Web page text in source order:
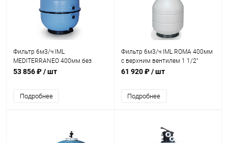
Фильтр 6м3/ч IML
MEDITERRANEO 400мм без
бокового вентиля 1 1/2" (MTR-
53 856 ₽/ шт
Подробнее
Фильтр 6м3/ч IML ROMA 400мм
с верхним вентилем 1 1/2"
(MEC-400-VT)
61 920 ₽/ шт
Подробнее